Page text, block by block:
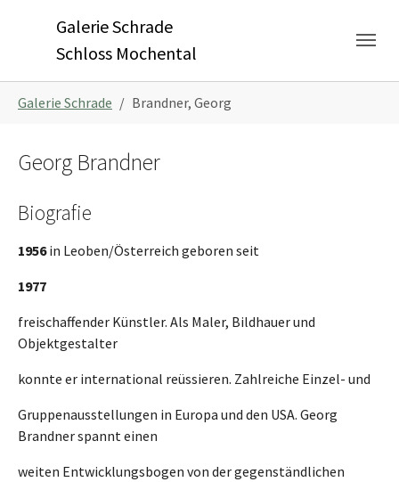
Galerie Schrade
Schloss Mochental
Galerie Schrade Brandner, Georg
Georg Brandner
Biografie
1956in Leoben/Österreich geboren seit
1977
freischaffender Künstler. Als Maler, Bildhauer und
Objektgestalter
konnte er international reüssieren. Zahlreiche Einzel- und
Gruppenausstellungen in Europa und den USA. Georg
Brandner spannt einen
weiten Entwicklungsbogen von der gegenständlichen